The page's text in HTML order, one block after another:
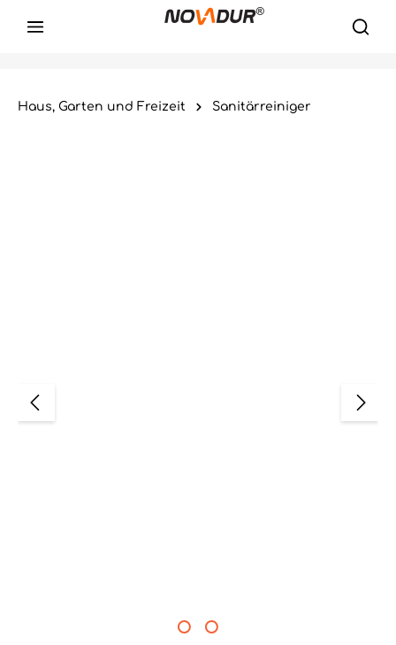
Haus, Garten und Freizeit Sanitärreiniger